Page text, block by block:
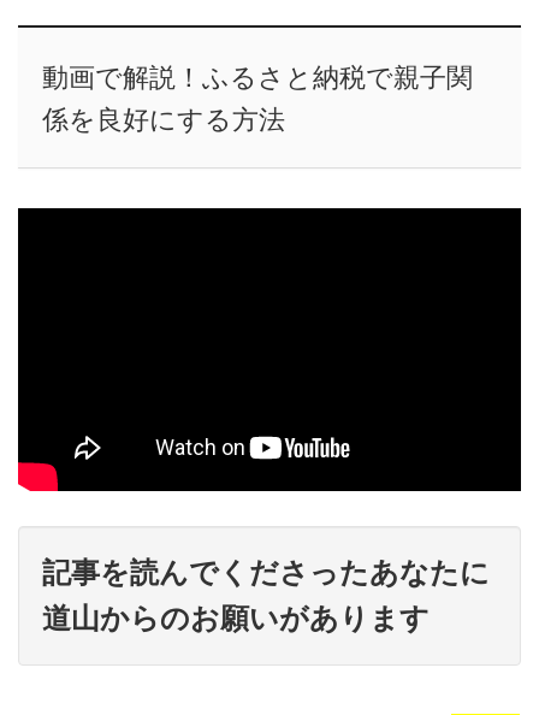
動画で解説！ふるさと納税で親子関
係を良好にする方法
記事を読んでくださったあなたに
道山からのお願いがあります